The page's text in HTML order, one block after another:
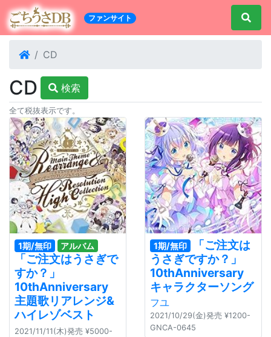
ファンサイト
CD
CD 検索
全て税抜表示です。
1期/無印 アルバム
「ご注文はうさぎで
すか？」
10thAnniversary
主題歌リアレンジ&
ハイレゾベスト
2021/11/11(木)発売 ¥5000-
1期/無印 「ご注文は
うさぎですか？」
10thAnniversary
キャラクターソング
フユ
2021/10/29(金)発売 ¥1200-
GNCA-0645